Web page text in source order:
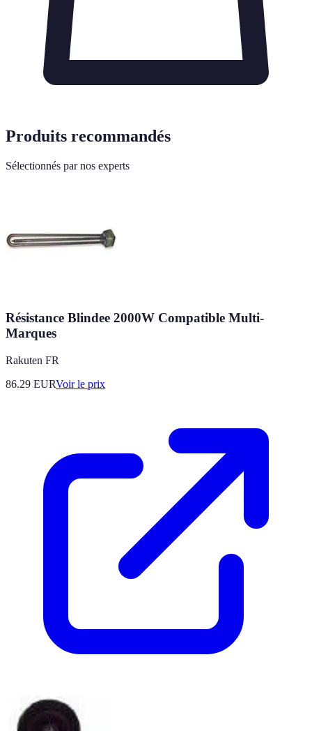
Produits recommandés
Sélectionnés par nos experts
Résistance Blindee 2000W Compatible Multi-
Marques
Rakuten FR
86.29 EURVoir le prix